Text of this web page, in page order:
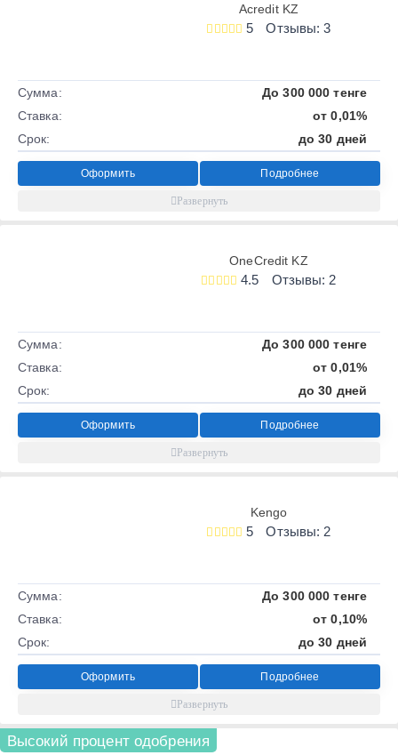
Acredit KZ
5 Отзывы: 3
Сумма:
До 300 000 тенге
Ставка:
от 0,01%
Срок:
до 30 дней
Оформить Подробнее
OneCredit KZ
4.5 Отзывы: 2
Сумма:
До 300 000 тенге
Ставка:
от 0,01%
Срок:
до 30 дней
Оформить Подробнее
Kengo
5 Отзывы: 2
Сумма:
До 300 000 тенге
Ставка:
от 0,10%
Срок:
до 30 дней
Оформить Подробнее
Высокий процент одобрения